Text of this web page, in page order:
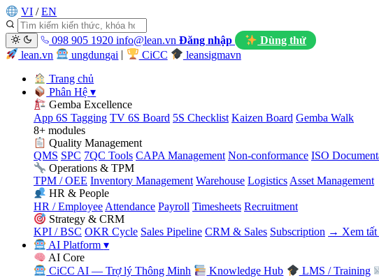
VI / EN
098 905 1920 info@lean.vn Đăng nhập
Dùng thử
lean.vn
ungdungai CiCC leansigmavn
Trang chủ
Phân Hệ▾
Gemba Excellence
App 6S Tagging TV 6S Board 5S Checklist Kaizen Board Gemba Walk
8+ modules
Quality Management
QMS SPC 7QC Tools CAPA Management Non-conformance ISO
Operations & TPM
TPM / OEE Inventory Management Warehouse LogisticsAsset Management
HR & People
HR / Employee Attendance Payroll Timesheets Recruitment
Strategy & CRM
KPI / BSC OKR Cycle Sales Pipeline CRM & Sales Subscription → Xem tất
AI Platform▾
AI Core
CiCC AI — Trợ lý Thông Minh
Knowledge Hub LMS / Training